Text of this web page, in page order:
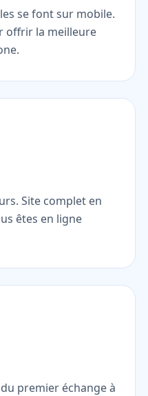
se font sur mobile.
offrir la meilleure
Site complet en
êtes en ligne
premier échange à